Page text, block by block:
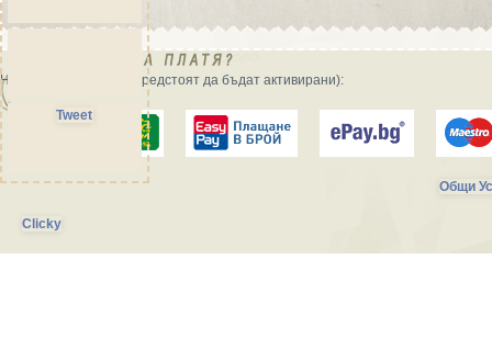
Начини на плащане (предстоят да бъдат активирани):
Общи
Clicky
Tweet